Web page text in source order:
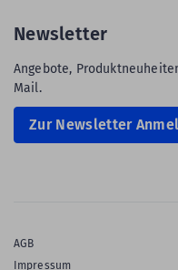
Newsletter
Angebote,
Mail.
Zur Newsletter
AGB
Impressum